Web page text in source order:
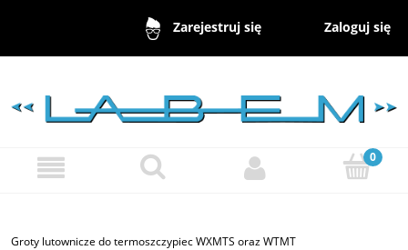
Zarejestruj się Zaloguj się
Groty lutownicze do termoszczypiec WXMTS oraz WTMT